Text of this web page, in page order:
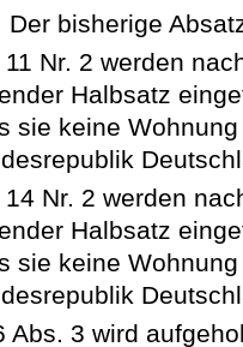
Der bisherige
11 Nr. 2 werden
Halbsatz
sie keine
14 Nr. 2 werden
Halbsatz
sie keine
Abs. 3 wird